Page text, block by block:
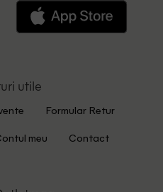
utile
Formular Retur
meu Contact